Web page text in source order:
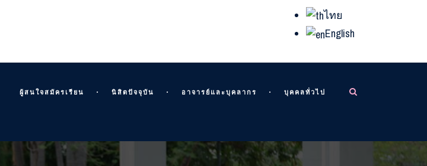
ไทย
English
ผู้สนใจสมัครเรียน นิสิตปัจจุบัน อาจารย์และบุคลากร บุคคลทั่วไป